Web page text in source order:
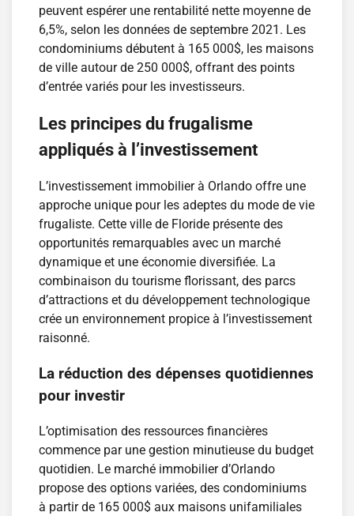
peuvent espérer une rentabilité nette moyenne de
6,5%, selon les données de septembre 2021. Les
condominiums débutent à 165 000$, les maisons
de ville autour de 250 000$, offrant des points
d’entrée variés pour les investisseurs.
Les principes du frugalisme
appliqués à l’investissement
L’investissement immobilier à Orlando offre une
approche unique pour les adeptes du mode de vie
frugaliste. Cette ville de Floride présente des
opportunités remarquables avec un marché
dynamique et une économie diversifiée. La
combinaison du tourisme florissant, des parcs
d’attractions et du développement technologique
crée un environnement propice à l’investissement
raisonné.
La réduction des dépenses quotidiennes
pour investir
L’optimisation des ressources financières
commence par une gestion minutieuse du budget
quotidien. Le marché immobilier d’Orlando
propose des options variées, des condominiums
à partir de 165 000$ aux maisons unifamiliales